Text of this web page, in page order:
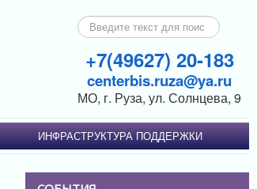
Искать...
+7(49627) 20-183
centerbis.ruza@ya.ru
МО, г. Руза, ул. Солнцева, 9
ИНФРАСТРУКТУРА ПОДДЕРЖКИ